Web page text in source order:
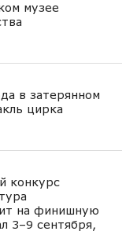
музее
в затерянном
цирка
конкурс
на финишную
3–9 сентября,